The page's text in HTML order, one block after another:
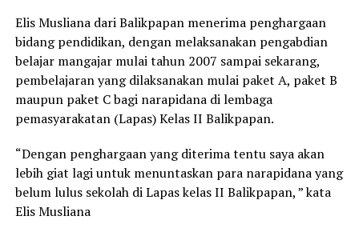
Elis Musliana dari Balikpapan menerima penghargaan
bidang pendidikan, dengan melaksanakan pengabdian
belajar mangajar mulai tahun 2007 sampai sekarang,
pembelajaran yang dilaksanakan mulai paket A, paket B
maupun paket C bagi narapidana di lembaga
pemasyarakatan (Lapas) Kelas II Balikpapan.
“Dengan penghargaan yang diterima tentu saya akan
lebih giat lagi untuk menuntaskan para narapidana yang
belum lulus sekolah di Lapas kelas II Balikpapan, ” kata
Elis Musliana